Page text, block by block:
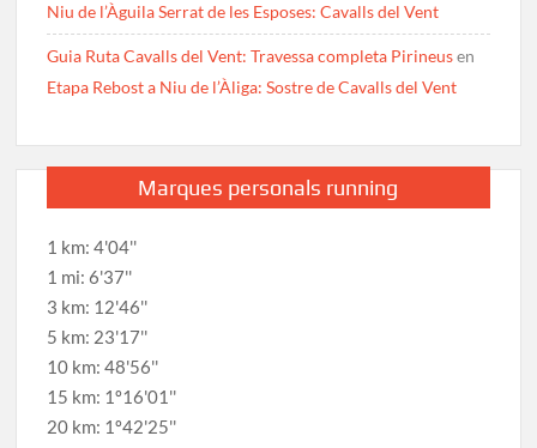
Niu de l’Àguila Serrat de les Esposes: Cavalls del Vent
Guia Ruta Cavalls del Vent: Travessa completa Pirineusen
Etapa Rebost a Niu de l’Àliga: Sostre de Cavalls del Vent
Marques personals running
1 km: 4'04''
1 mi: 6'37''
3 km: 12'46''
5 km: 23'17''
10 km: 48'56''
15 km: 1º16'01''
20 km: 1º42'25''